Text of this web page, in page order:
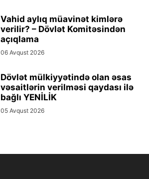
Vahid aylıq müavinət kimlərə
verilir? – Dövlət Komitəsindən
açıqlama
06 Avqust 2026
Dövlət mülkiyyətində olan əsas
vəsaitlərin verilməsi qaydası ilə
bağlı YENİLİK
05 Avqust 2026